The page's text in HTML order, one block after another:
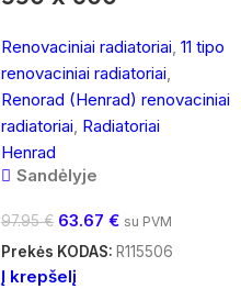
Renovaciniai radiatoriai, 11 tipo
renovaciniai radiatoriai,
Renorad (Henrad) renovaciniai
radiatoriai, Radiatoriai
Henrad
Sandėlyje
97.95€ 63.67 € su PVM
Prekės KODAS: R115506
Į krepšelį